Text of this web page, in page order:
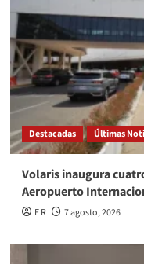
Destacadas Últimas
Volaris inaugura
Aeropuerto
E R 7 agosto, 2026